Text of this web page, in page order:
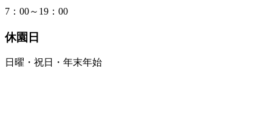
7：00～19：00
休園日
日曜・祝日・年末年始